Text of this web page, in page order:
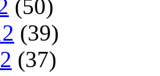
(50)
(39)
(37)